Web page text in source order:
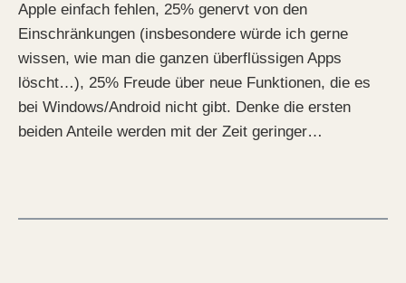
Apple einfach fehlen, 25% genervt von den
Einschränkungen (insbesondere würde ich gerne
wissen, wie man die ganzen überflüssigen Apps
löscht…), 25% Freude über neue Funktionen, die es
bei Windows/Android nicht gibt. Denke die ersten
beiden Anteile werden mit der Zeit geringer…